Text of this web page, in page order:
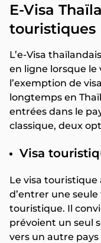
E-Visa
touristiques
L’e-Visa
en ligne lorsque le
l’exemption de
longtemps en
entrées dans le
classique, deux
Visa
Le visa
d’entrer une
touristique. Il
prévoient un seul
vers un autre